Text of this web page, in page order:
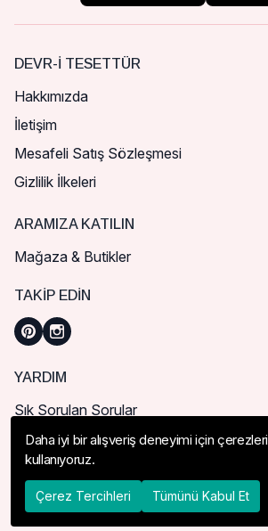
DEVR-I TESETTÜR
Hakkımızda
İletişim
Mesafeli Satış Sözleşmesi
Gizlilik İlkeleri
ARAMIZA KATILIN
Mağaza & Butikler
TAKIP EDIN
YARDIM
Sık Sorulan Sorular
Nasıl Sipariş Verebilirim?
Kargo ve Teslimat
İade, İptal ve Değişim
Daha iyi bir alışveriş deneyimi için çerezleri
kullanıyoruz.
Çerez Tercihleri Tümünü Kabul Et